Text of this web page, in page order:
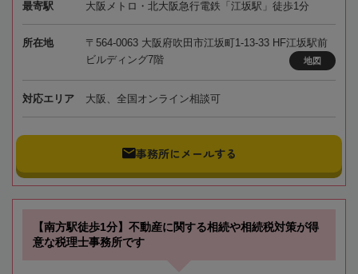
最寄駅 大阪メトロ・北大阪急行電鉄「江坂駅」徒歩1分
所在地
〒564-0063 大阪府吹田市江坂町1-13-33 HF江坂駅前
ビルディング7階
地図
対応エリア 大阪、全国オンライン相談可
事務所にメールする
【南方駅徒歩1分】不動産に関する相続や相続税対策が得
意な税理士事務所です